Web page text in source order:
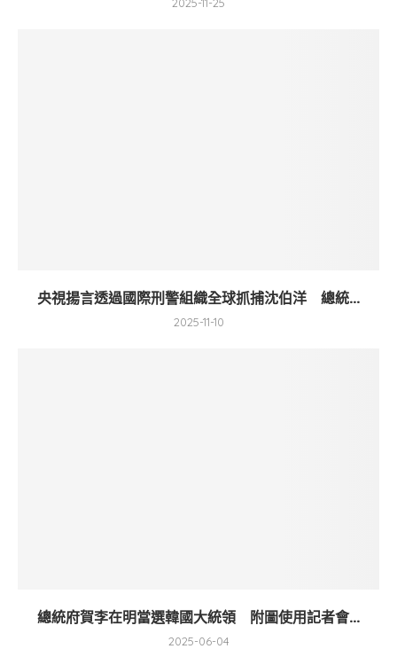
央視揚言透過國際刑警組織全球抓捕沈伯洋 總統...
2025-11-10
總統府賀李在明當選韓國大統領 附圖使用記者會...
2025-06-04